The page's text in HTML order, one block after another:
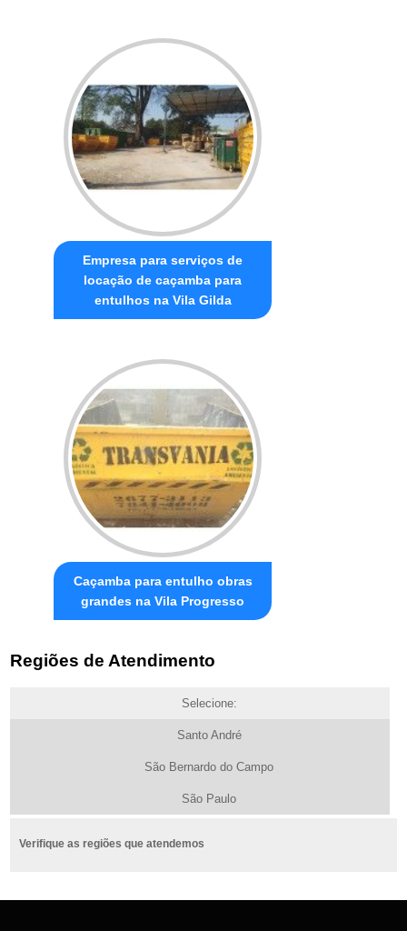
Empresa para serviços de
locação de caçamba para
entulhos na Vila Gilda
Caçamba para entulho obras
grandes na Vila Progresso
Regiões de Atendimento
Selecione:
Santo André
São Bernardo do Campo
São Paulo
Verifique as regiões que atendemos